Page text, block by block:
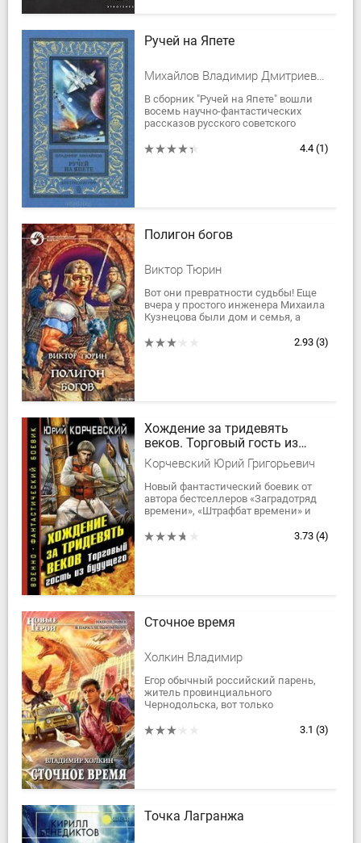
Ручей на Япете
Михайлов Владимир Дмитриевич, Михайлов Владимир Георгиевич
В сборник "Ручей на Япете" вошли
восемь научно-фантастических
рассказов русского советского
Михайлова и повесть "Стебелек и
4.4 (1)
Полигон богов
Виктор Тюрин
Вот они превратности судьбы! Еще
вчера у простого инженера Михаила
Кузнецова были дом и семья, а
перед ним захлопнулась.
2.93 (3)
Хождение за тридевять
веков. Торговый гость из
будущего
Корчевский Юрий Григорьевич
Новый фантастический боевик от
автора бестселлеров «Заградотряд
времени», «Штрафбат времени» и
будущего сплавляется вниз по3.73 (4)
Сточное время
Холкин Владимир
Егор обычный российский парень,
житель провинциального
Чернодольска, вот только
обычная. Егор – контрабандист 3.1 (3)
Точка Лагранжа